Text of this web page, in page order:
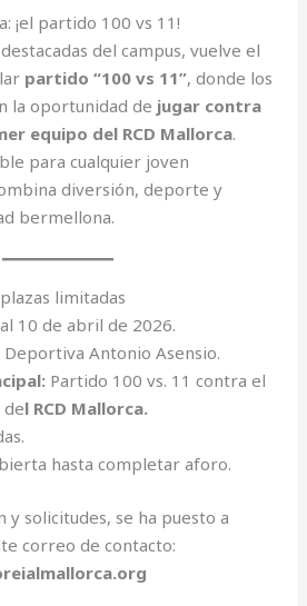
¡el partido 100 vs 11!
del campus, vuelve el
partido “100 vs 11”, donde los
la oportunidad de jugar contra
equipo del RCD Mallorca.
para cualquier joven
diversión, deporte y
bermellona.
limitadas
10 de abril de 2026.
Deportiva Antonio Asensio.
Partido 100 vs. 11 contra el
l RCD Mallorca.
hasta completar aforo.
y solicitudes, se ha puesto a
correo de contacto: